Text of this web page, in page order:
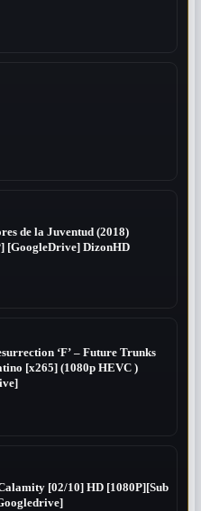
de la Juventud (2018)
[GoogleDrive] DizonHD
‘F’ – Future Trunks
[x265] (1080p HEVC )
[02/10] HD [1080P][Sub